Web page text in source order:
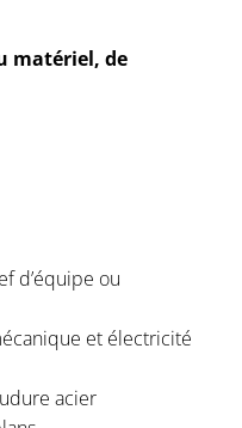
matériel, de
d’équipe ou
et électricité
acier